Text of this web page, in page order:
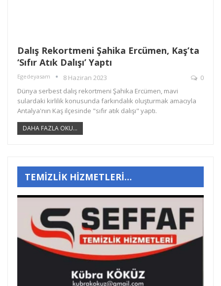
Dalış Rekortmeni Şahika Ercümen, Kaş’ta
‘sıfır Atık Dalışı’ Yaptı
Egedeyasam 8 Haziran 2023
0
Dünya serbest dalış rekortmeni Şahika Ercümen, mavi
sulardaki kirlilik konusunda farkındalık oluşturmak amacıyla
Antalya'nın Kaş ilçesinde "sıfır atık dalışı" yaptı.
DAHA FAZLA OKU...
TEMİZLİK HİZMETLERİ…